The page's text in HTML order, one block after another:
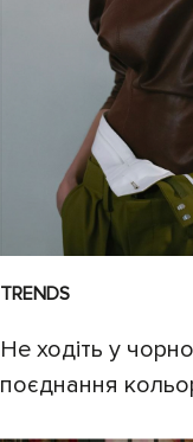
TRENDS
Не ходіть у
поєднання